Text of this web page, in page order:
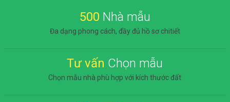
500 Nhà mẫu
Đa dạng phong cách, đầy đủ hồ sơ chitiết
Tư vấn Chọn mẫu
Chọn mẫu nhà phù hợp với kích thước đất